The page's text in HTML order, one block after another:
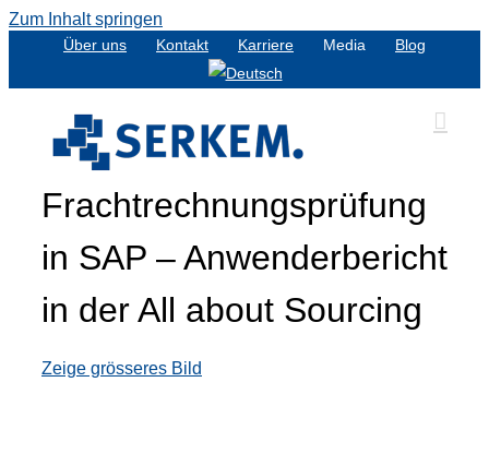
Zum Inhalt springen
Über uns Kontakt Karriere Media Blog
Zeige grösseres Bild
Frachtrechnungsprüfung
in SAP – Anwenderbericht
in der All about Sourcing